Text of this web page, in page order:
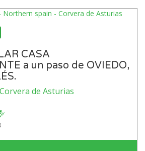
CASA
a un paso de OVIEDO,
de Asturias